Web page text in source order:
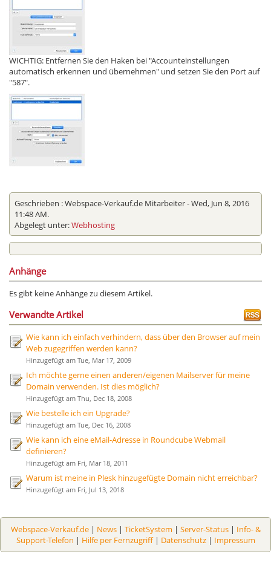
WICHTIG: Entfernen Sie den Haken bei "Accounteinstellungen
automatisch erkennen und übernehmen" und setzen Sie den Port auf
"587".
Geschrieben :Webspace-Verkauf.de Mitarbeiter- Wed, Jun 8, 2016
11:48 AM.
Abgelegt unter:Webhosting
Anhänge
Es gibt keine Anhänge zu diesem Artikel.
Verwandte Artikel
Wie kann ich einfach verhindern, dass über den Browser auf mein
Web zugegriffen werden kann?
Hinzugefügt am Tue, Mar 17, 2009
Ich möchte gerne einen anderen/eigenen Mailserver für meine
Domain verwenden. Ist dies möglich?
Hinzugefügt am Thu, Dec 18, 2008
Wie bestelle ich ein Upgrade?
Hinzugefügt am Tue, Dec 16, 2008
Wie kann ich eine eMail-Adresse in Roundcube Webmail
definieren?
Hinzugefügt am Fri, Mar 18, 2011
Warum ist meine in Plesk hinzugefügte Domain nicht erreichbar?
Hinzugefügt am Fri, Jul 13, 2018
Webspace-Verkauf.de| News| TicketSystem | Server-Status| Info- &
Support-Telefon | Hilfe per Fernzugriff| Datenschutz| Impressum